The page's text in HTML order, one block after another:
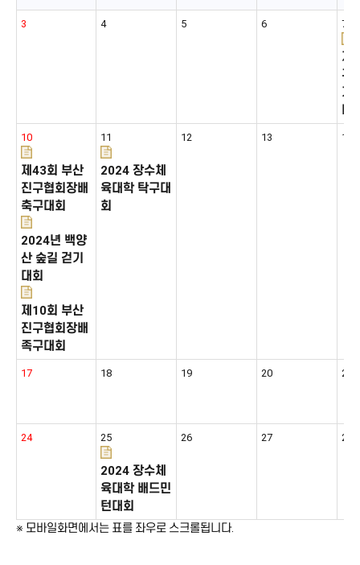
3 4 5 6 7
제
구
기
10
제43회 부산
진구협회장배
축구대회
2024년 백양
산 숲길 걷기
대회
제10회 부산
진구협회장배
족구대회
11
2024 장수체
육대학 탁구대
회
12 13 14
17 18 19 20 21
24 25
2024 장수체
육대학 배드민
턴대회
26 27 28
※ 모바일화면에서는 표를 좌우로 스크롤됩니다.